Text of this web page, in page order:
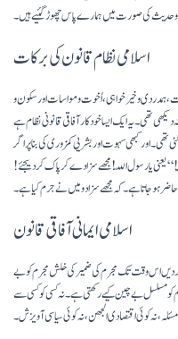
و حدیث کی صورت میں ہمارے پاس چھوڑ گئیے ہیں۔
اسلامی نظام قانون کی برکات
وخیر خواہی، اُخوت و مواسات اور سکون و
تھی۔ یہ ایک ایسا خود کار آفاقی قانونی نظام ہے
تھی۔ اور کبھی سہوت اور بشریی کمزوری کی بنا پر اگر
!‘‘ یعنی یا رسول اللّہ! مجھے سزا دے کر پاک کردیجئے!
ہے۔ کہ مجھے سزا دو میں نے جرم کیا ہے۔
اسلامی ایمانی آفاقی قانون
دیں اس وقت تک مجرم کی ضمیرکی خلش مجرم کو بے
مسلسل بے چین کیے رکھتی ہے۔ نہ کسی کو کسی سے
نہ کوئی اقتصادی الجھن، نہ کوئی سیاسی آویزش۔